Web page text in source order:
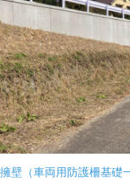
壁（車両用防護柵基礎